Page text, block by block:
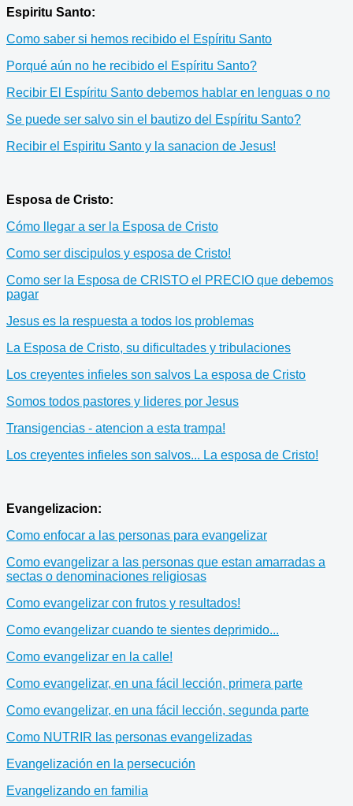
Espiritu Santo:
Como saber si hemos recibido el Espíritu Santo
Porqué aún no he recibido el Espíritu Santo?
Recibir El Espíritu Santo debemos hablar en lenguas o no
Se puede ser salvo sin el bautizo del Espíritu Santo?
Recibir el Espiritu Santo y la sanacion de Jesus!
Esposa de Cristo:
Cómo llegar a ser la Esposa de Cristo
Como ser discipulos y esposa de Cristo!
Como ser la Esposa de CRISTO el PRECIO que debemos
pagar
Jesus es la respuesta a todos los problemas
La Esposa de Cristo, su dificultades y tribulaciones
Los creyentes infieles son salvos La esposa de Cristo
Somos todos pastores y lideres por Jesus
Transigencias - atencion a esta trampa!
Los creyentes infieles son salvos... La esposa de Cristo!
Evangelizacion:
Como enfocar a las personas para evangelizar
Como evangelizar a las personas que estan amarradas a
sectas o denominaciones religiosas
Como evangelizar con frutos y resultados!
Como evangelizar cuando te sientes deprimido...
Como evangelizar en la calle!
Como evangelizar, en una fácil lección, primera parte
Como evangelizar, en una fácil lección, segunda parte
Como NUTRIR las personas evangelizadas
Evangelización en la persecución
Evangelizando en familia